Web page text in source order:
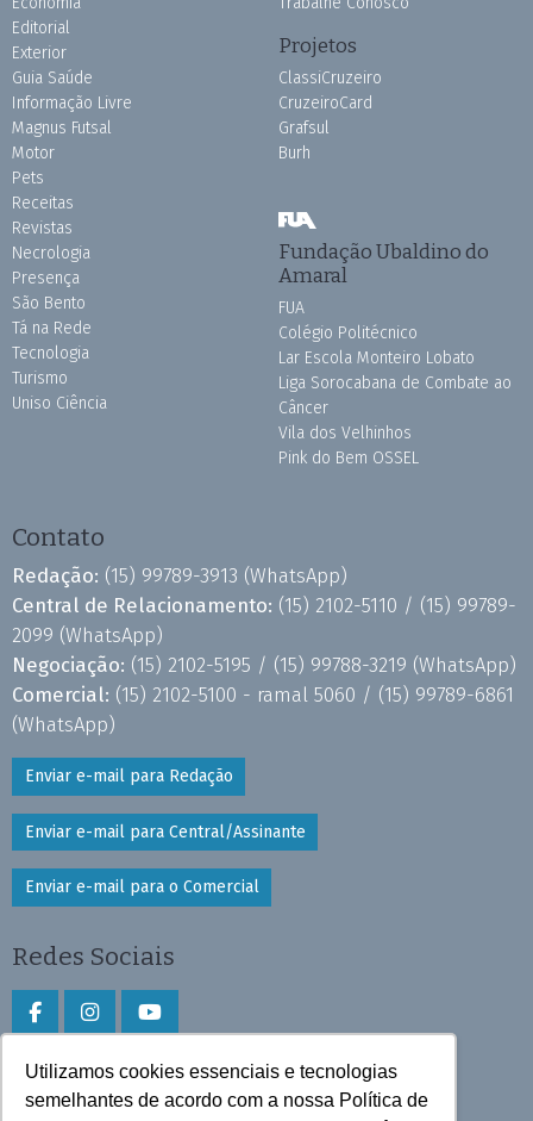
Utilizamos cookies essenciais e tecnologias
semelhantes de acordo com a nossa Política de
Editorial
Exterior
Guia Saúde
Informação Livre
Magnus Futsal
Motor
Pets
Receitas
Revistas
Necrologia
Presença
São Bento
Tá na Rede
Tecnologia
Turismo
Uniso Ciência
Projetos
ClassiCruzeiro
CruzeiroCard
Grafsul
Burh
Fundação Ubaldino do
Amaral
FUA
Colégio Politécnico
Lar Escola Monteiro Lobato
Liga Sorocabana de Combate ao
Câncer
Vila dos Velhinhos
Pink do Bem OSSEL
Contato
Redação: (15) 99789-3913 (WhatsApp)
Central de Relacionamento: (15) 2102-5110 / (15) 99789-
2099 (WhatsApp)
Negociação: (15) 2102-5195 / (15) 99788-3219 (WhatsApp)
Comercial: (15) 2102-5100 - ramal 5060 / (15) 99789-6861
(WhatsApp)
Enviar e-mail para Redação
Enviar e-mail para Central/Assinante
Enviar e-mail para o Comercial
Redes Sociais
Faça download do aplicativo